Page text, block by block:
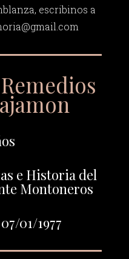
escribinos a
e Historia del
Montoneros
01/1977